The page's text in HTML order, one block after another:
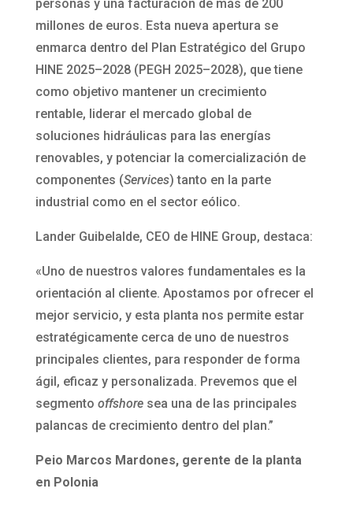
personas y una facturación de más de 200
millones de euros. Esta nueva apertura se
enmarca dentro del Plan Estratégico del Grupo
HINE 2025–2028 (PEGH 2025–2028), que tiene
como objetivo mantener un crecimiento
rentable, liderar el mercado global de
soluciones hidráulicas para las energías
renovables, y potenciar la comercialización de
componentes (Services) tanto en la parte
industrial como en el sector eólico.
Lander Guibelalde, CEO de HINE Group, destaca:
«Uno de nuestros valores fundamentales es la
orientación al cliente. Apostamos por ofrecer el
mejor servicio, y esta planta nos permite estar
estratégicamente cerca de uno de nuestros
principales clientes, para responder de forma
ágil, eficaz y personalizada. Prevemos que el
segmento offshoresea una de las principales
palancas de crecimiento dentro del plan.”
Peio Marcos Mardones, gerente de la planta
en Polonia